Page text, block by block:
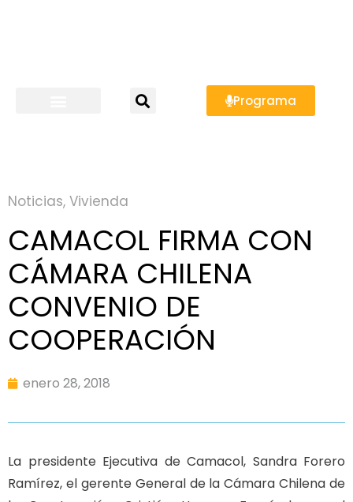
Programa
Noticias, Vivienda
CAMACOL FIRMA CON
CÁMARA CHILENA
CONVENIO DE
COOPERACIÓN
enero 28, 2018
La presidente Ejecutiva de Camacol, Sandra Forero
Ramírez, el gerente General de la Cámara Chilena de